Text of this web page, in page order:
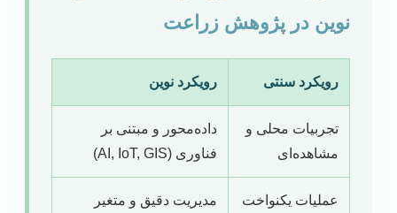
نوین در پژوهش زراعت
رویکرد سنتی رویکرد نوین
تجربیات محلی و
مشاهده‌ای
داده‌محور و مبتنی بر
فناوری (AI, IoT, GIS)
عملیات یکنواخت
مدیریت دقیق و متغیر